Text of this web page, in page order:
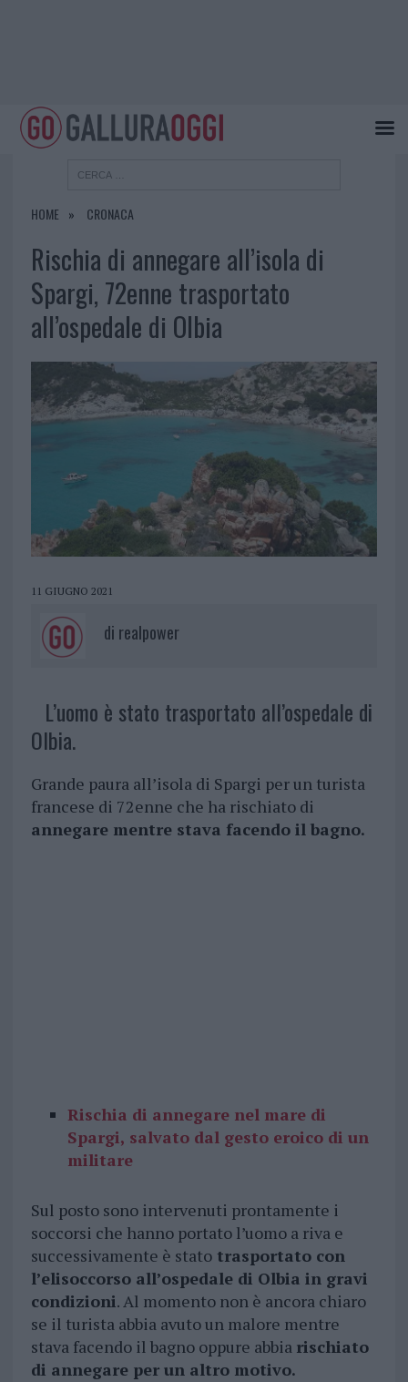
HOME CRONACA
Rischia di annegare all’isola di
Spargi, 72enne trasportato
all’ospedale di Olbia
11 GIUGNO 2021
di realpower
L’uomo è stato trasportato all’ospedale di
Olbia.
Grande paura all’isola di Spargi per un turista
francese di 72enne che ha rischiato di
annegare mentre stava facendo il bagno.
Rischia di annegare nel mare di
Spargi, salvato dal gesto eroico di un
militare
Sul posto sono intervenuti prontamente i
soccorsi che hanno portato l’uomo a riva e
successivamente è statotrasportato con
l’elisoccorso all’ospedale di Olbia in gravi
condizioni. Al momento non è ancora chiaro
se il turista abbia avuto un malore mentre
stava facendo il bagno oppure abbia rischiato
di annegare per un altro motivo.